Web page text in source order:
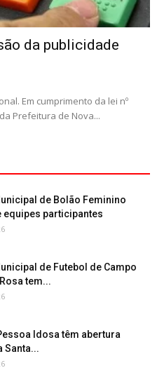
da publicidade
Em cumprimento da lei nº
Prefeitura de Nova...
de Bolão Feminino
equipes participantes
de Futebol de Campo
tem...
Idosa têm abertura
Santa...